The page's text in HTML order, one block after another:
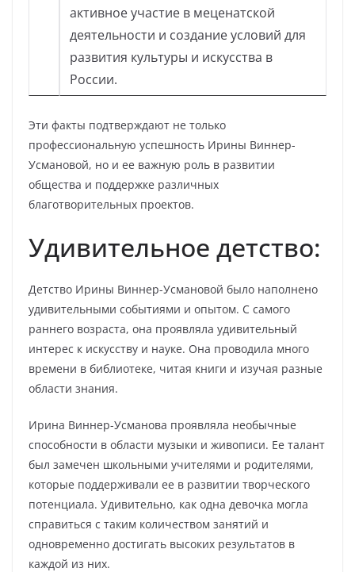
активное участие в меценатской
деятельности и создание условий для
развития культуры и искусства в
России.
Эти факты подтверждают не только
профессиональную успешность Ирины Виннер-
Усмановой, но и ее важную роль в развитии
общества и поддержке различных
благотворительных проектов.
Удивительное детство:
Детство Ирины Виннер-Усмановой было наполнено
удивительными событиями и опытом. С самого
раннего возраста, она проявляла удивительный
интерес к искусству и науке. Она проводила много
времени в библиотеке, читая книги и изучая разные
области знания.
Ирина Виннер-Усманова проявляла необычные
способности в области музыки и живописи. Ее талант
был замечен школьными учителями и родителями,
которые поддерживали ее в развитии творческого
потенциала. Удивительно, как одна девочка могла
справиться с таким количеством занятий и
одновременно достигать высоких результатов в
каждой из них.